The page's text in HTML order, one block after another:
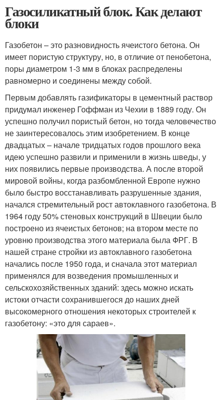
Газосиликатный блок. Как делают
блоки
Газобетон – это разновидность ячеистого бетона. Он
имеет пористую структуру, но, в отличие от пенобетона,
поры диаметром 1-3 мм в блоках распределены
равномерно и соединены между собой.
Первым добавлять газификаторы в цементный раствор
придумал инженер Гоффман из Чехии в 1889 году. Он
успешно получил пористый бетон, но тогда человечество
не заинтересовалось этим изобретением. В конце
двадцатых – начале тридцатых годов прошлого века
идею успешно развили и применили в жизнь шведы, у
них появились первые производства. А после второй
мировой войны, когда разбомбленной Европе нужно
было быстро восстанавливать разрушенные здания,
начался стремительный рост автоклавного газобетона. В
1964 году 50% стеновых конструкций в Швеции было
построено из ячеистых бетонов; на втором месте по
уровню производства этого материала была ФРГ. В
нашей стране стройки из автоклавного газобетона
начались после 1950 года, и сначала этот материал
применялся для возведения промышленных и
сельскохозяйственных зданий: здесь можно искать
истоки отчасти сохранившегося до наших дней
высокомерного отношения некоторых строителей к
газобетону: «это для сараев».